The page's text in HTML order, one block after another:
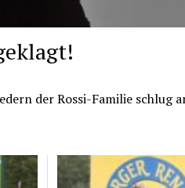
der Rossi-Familie schlug